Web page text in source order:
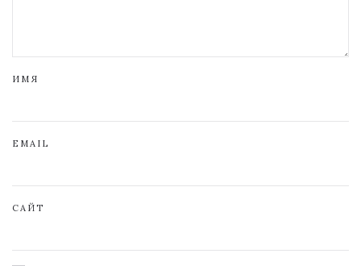
ИМЯ
EMAIL
САЙТ